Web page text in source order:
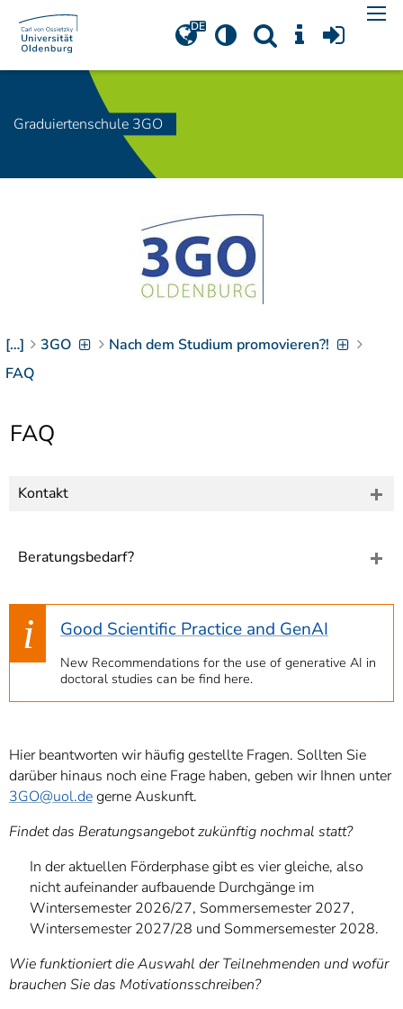
Navigation[Access-Key 1
Choose other language
Zum Inhalt springen
[Access-Key 2
Zur Suche springen
[Access-Key 4]
springen[Access-Key
]
Zur
Zielgruppennavigation
springen
Access-Key
Zur
Graduiertenschule 3GO
[…] 3GO
Nach dem Studium promovieren?!
FAQ
FAQ
Kontakt
Beratungsbedarf?
Good Scientific Practice and GenAI
New Recommendations for the use of generative AI in
doctoral studies can be find here.
Hier beantworten wir häufig gestellte Fragen. Sollten Sie
darüber hinaus noch eine Frage haben, geben wir Ihnen unter
3GO@uol.degerne Auskunft.
Findet das Beratungsangebot zukünftig nochmal statt?
In der aktuellen Förderphase gibt es vier gleiche, also
nicht aufeinander aufbauende Durchgänge im
Wintersemester 2026/27, Sommersemester 2027,
Wintersemester 2027/28 und Sommersemester 2028.
Wie funktioniert die Auswahl der Teilnehmenden und wofür
brauchen Sie das Motivationsschreiben?